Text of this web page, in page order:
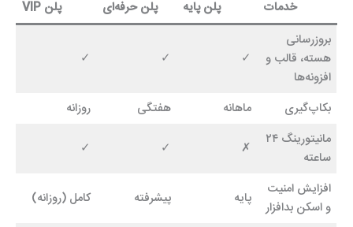
خدمات پلن پایه پلن حرفه‌ای
پلن VIP
بروزرسانی
هسته، قالب و
افزونه‌ها
✓
✓
✓
بکاپ‌گیری ماهانه هفتگی
روزانه
مانیتورینگ ۲۴
ساعته
✗
✓
✓
افزایش امنیت
و اسکن بدافزار
پایه پیشرفته کامل (روزانه)